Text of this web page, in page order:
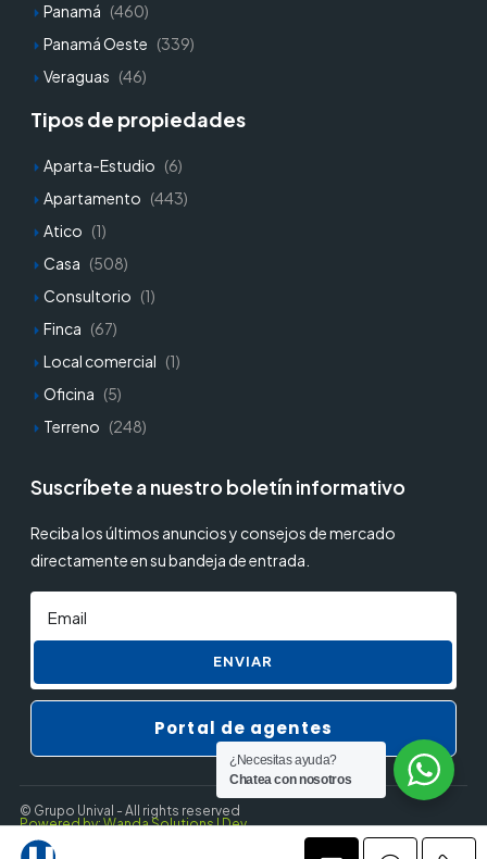
Panamá (460)
Panamá Oeste (339)
Veraguas (46)
Tipos de propiedades
Aparta-Estudio (6)
Apartamento (443)
Atico (1)
Casa (508)
Consultorio (1)
Finca (67)
Local comercial (1)
Oficina (5)
Terreno (248)
Suscríbete a nuestro boletín informativo
Reciba los últimos anuncios y consejos de mercado
directamente en su bandeja de entrada.
ENVIAR
Portal de agentes
© Grupo Unival - All rights reserved
Powered by: Wanda Solutions | Dev.
¿Necesitas ayuda?
Chatea con nosotros